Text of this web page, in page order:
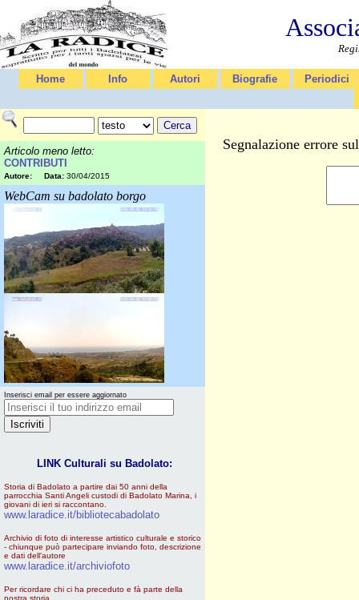
Home Info Autori Biografie Periodici
Articolo meno letto:
CONTRIBUTI
Autore: Data: 30/04/2015
WebCam su badolato borgo
Inserisci email per essere aggiornato
LINK Culturali su Badolato:
Storia di Badolato a partire dai 50 anni della
parrocchia Santi Angeli custodi di Badolato Marina, i
giovani di ieri si raccontano.
www.laradice.it/bibliotecabadolato
Archivio di foto di interesse artistico culturale e storico
- chiunque può partecipare inviando foto, descrizione
e dati dell'autore
www.laradice.it/archiviofoto
Per ricordare chi ci ha preceduto e fà parte della
nostra storia
Segnalazione errore